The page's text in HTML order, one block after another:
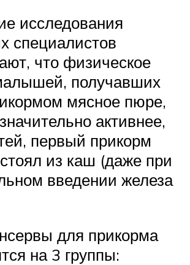
исследования
специалистов
что физическое
получавших
мясное пюре,
активнее,
первый прикорм
из каш (даже при
введении железа
для прикорма
на 3 группы: